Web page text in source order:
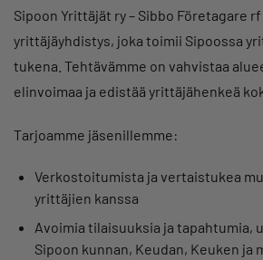
Sipoon Yrittäjät ry – Sibbo Företagare
yrittäjäyhdistys, joka toimii Sipoossa
tukena. Tehtävämme on vahvistaa
elinvoimaa ja edistää yrittäjähenkeä
Tarjoamme jäsenillemme:
Verkostoitumista ja vertaistukea
yrittäjien kanssa
Avoimia tilaisuuksia ja tapahtumia,
Sipoon kunnan, Keudan, Keuken ja